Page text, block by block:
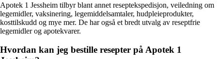
Apotek 1 Jessheim tilbyr blant annet reseptekspedisjon, veiledning om
legemidler, vaksinering, legemiddelsamtaler, hudpleieprodukter,
kosttilskudd og mye mer. De har også et bredt utvalg av reseptfrie
legemidler og apotekvarer.
Hvordan kan jeg bestille resepter på Apotek 1